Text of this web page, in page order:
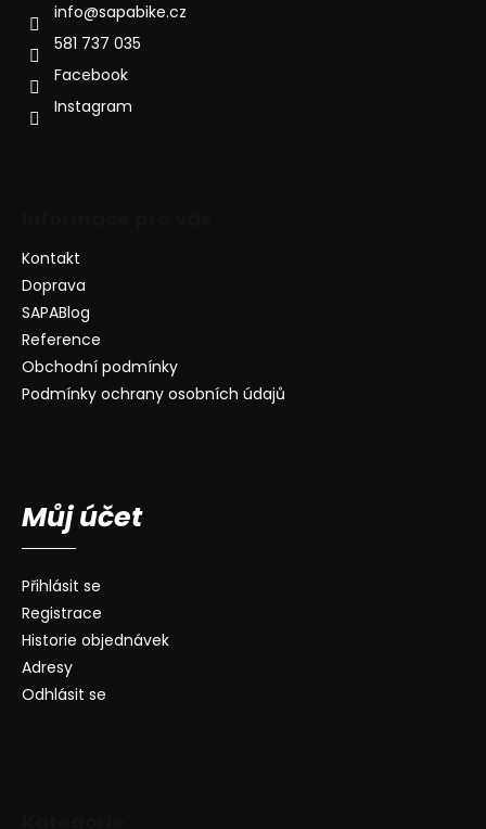
info@sapabike.cz
581 737 035
Facebook
Instagram
Kontakt
Doprava
SAPABlog
Reference
Obchodní podmínky
Podmínky ochrany osobních údajů
Můj účet
Přihlásit se
Registrace
Historie objednávek
Adresy
Odhlásit se